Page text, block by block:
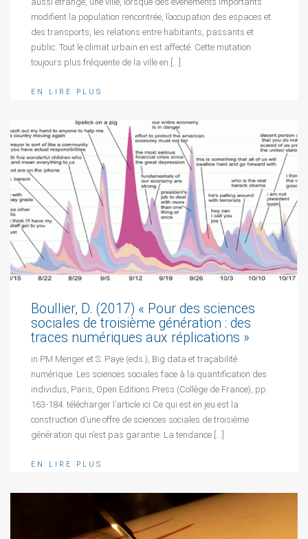
modifient la population rencontrée, l’occupation des espaces et
des transports, les relations entre habitants, passants et
public. Tout le climat urbain en est affecté. Cette mutation
toujours plus fréquente de la ville en […]
EN LIRE PLUS
Boullier, D. (2017) « Pour des sciences
sociales de troisième génération : des
traces numériques aux réplications »
in PM Menger et S. Paye (eds.), Big data et traçabilité
numérique. Les sciences sociales face à la quantification des
individus, Paris, Open Editions Press (Collège de France), pp.
163-184. télécharger l’article ici Ce qui est en jeu est la
construction d’une offre de sciences sociales de troisième
génération qui n’est pas garantie. La tendance […]
EN LIRE PLUS